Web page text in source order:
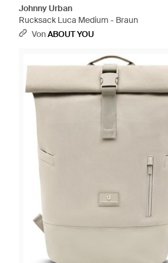
Johnny Urban
Rucksack Luca Medium - Braun
VonABOUT YOU